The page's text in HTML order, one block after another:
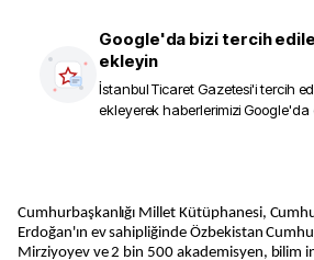
Google'da bizi tercih
ekleyin
İstanbul Ticaret Gazetesi'i tercih
ekleyerek haberlerimizi Google'da
Cumhurbaşkanlığı Millet Kütüphanesi, Cumhurbaşkanı Recep Tayyip
Erdoğan'ın ev sahipliğinde Özbekistan
Mirziyoyev ve 2 bin 500 akademisyen, bilim